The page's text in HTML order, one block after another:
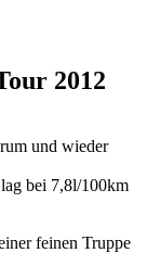
2012
und wieder
bei 7,8l/100km
feinen Truppe